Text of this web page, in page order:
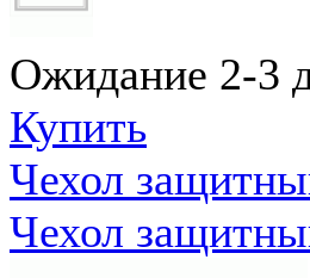
Ожидание 2-3
Купить
Чехол
Чехол